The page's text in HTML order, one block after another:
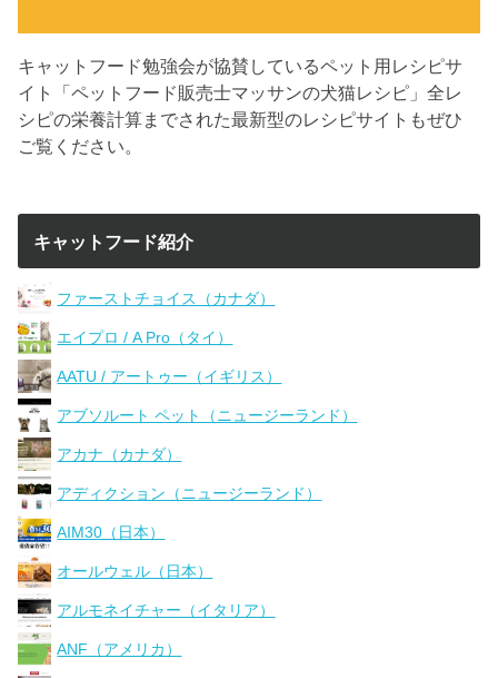
キャットフード勉強会が協賛しているペット用レシピサ
イト「ペットフード販売士マッサンの犬猫レシピ」全レ
シピの栄養計算までされた最新型のレシピサイトもぜひ
ご覧ください。
キャットフード紹介
ファーストチョイス（カナダ）
エイプロ / A Pro（タイ）
AATU / アートゥー（イギリス）
アブソルート ペット（ニュージーランド）
アカナ（カナダ）
アディクション（ニュージーランド）
AIM30（日本）
オールウェル（日本）
アルモネイチャー（イタリア）
ANF（アメリカ）